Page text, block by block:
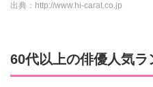
出典： http://www.hi-carat.co.jp
60代以上の俳優人気ラ